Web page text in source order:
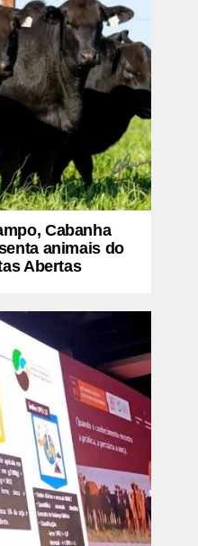
Cabanha
animais do
Abertas